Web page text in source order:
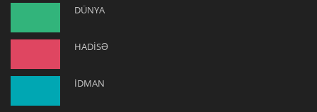
DÜNYA
HADİSƏ
İDMAN